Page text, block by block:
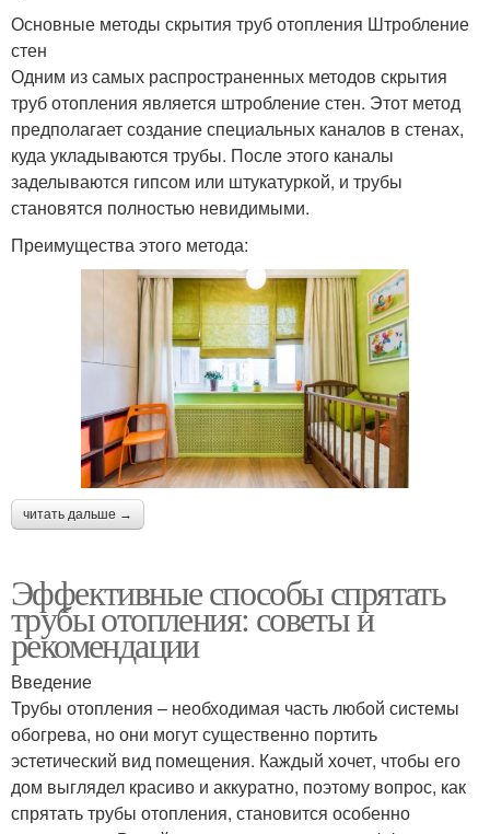
Основные методы скрытия труб отопления Штробление
стен
Одним из самых распространенных методов скрытия
труб отопления является штробление стен. Этот метод
предполагает создание специальных каналов в стенах,
куда укладываются трубы. После этого каналы
заделываются гипсом или штукатуркой, и трубы
становятся полностью невидимыми.
Преимущества этого метода:
читать дальше →
Эффективные способы спрятать
трубы отопления: советы и
рекомендации
Введение
Трубы отопления – необходимая часть любой системы
обогрева, но они могут существенно портить
эстетический вид помещения. Каждый хочет, чтобы его
дом выглядел красиво и аккуратно, поэтому вопрос, как
спрятать трубы отопления, становится особенно